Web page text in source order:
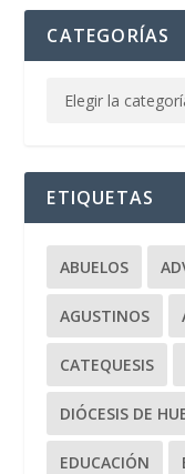
CATEGORÍAS
ETIQUETAS
ABUELOS
AGUSTINOS
CATEQUESIS
DIÓCESIS DE
EDUCACIÓN